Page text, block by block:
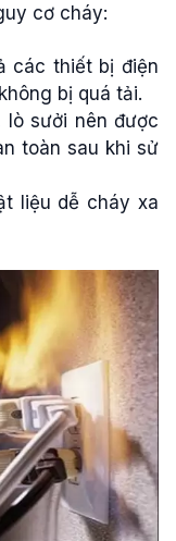
cơ cháy:
các thiết bị điện
bị quá tải.
lò sưởi nên được
toàn sau khi sử
liệu dễ cháy xa